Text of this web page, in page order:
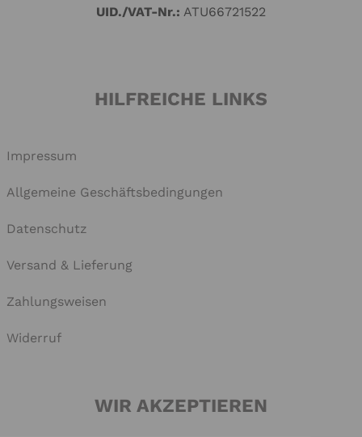
UID./VAT-Nr.: ATU66721522
HILFREICHE LINKS
Impressum
Allgemeine Geschäftsbedingungen
Datenschutz
Versand & Lieferung
Zahlungsweisen
Widerruf
WIR AKZEPTIEREN